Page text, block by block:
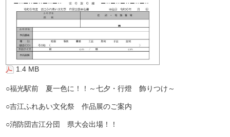
1.4 MB
○福光駅前 夏一色に！！～七夕・行燈 飾りつけ～
○吉江ふれあい文化祭 作品展のご案内
○消防団吉江分団 県大会出場！！